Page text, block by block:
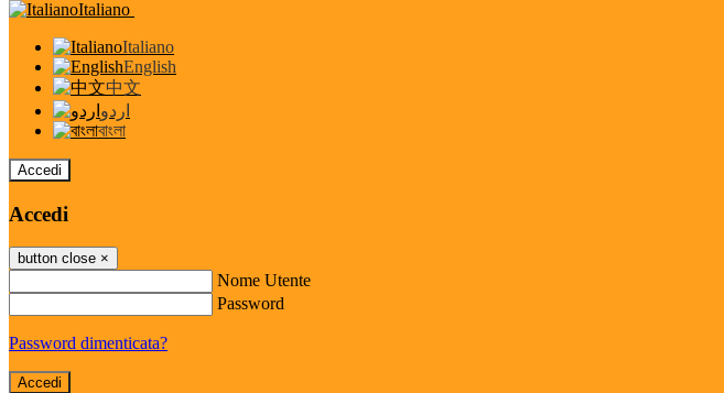
Italiano
Italiano
English
中文
اردو
বাংলা
Accedi
Accedi
button close ×
Nome Utente
Password
Password dimenticata?